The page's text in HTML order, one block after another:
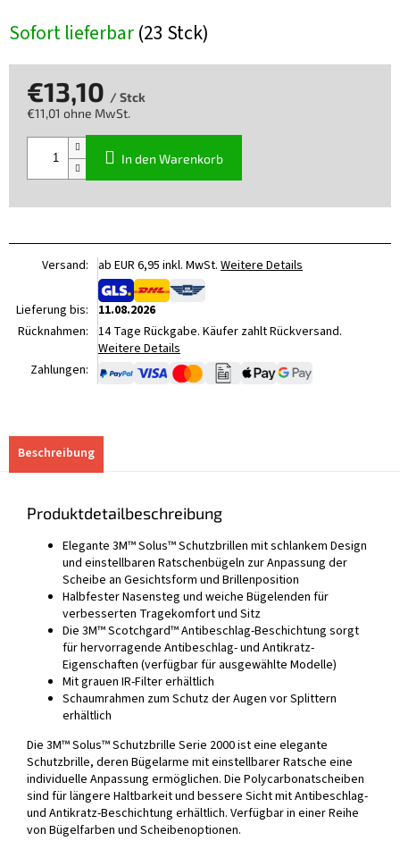
Sofort lieferbar(23 Stck)
€13,10 / Stck
€11,01 ohne MwSt.
In den Warenkorb
Versand: ab EUR 6,95 inkl. MwSt. Weitere Details
Lieferung bis:
11.08.2026
Rücknahmen: 14 Tage Rückgabe. Käufer zahlt Rückversand.
Weitere Details
Zahlungen:
Beschreibung
Produktdetailbeschreibung
Elegante 3M™ Solus™ Schutzbrillen mit schlankem Design
und einstellbaren Ratschenbügeln zur Anpassung der
Scheibe an Gesichtsform und Brillenposition
Halbfester Nasensteg und weiche Bügelenden für
verbesserten Tragekomfort und Sitz
Die 3M™ Scotchgard™ Antibeschlag-Beschichtung sorgt
für hervorragende Antibeschlag- und Antikratz-
Eigenschaften (verfügbar für ausgewählte Modelle)
Mit grauen IR-Filter erhältlich
Schaumrahmen zum Schutz der Augen vor Splittern
erhältlich
Die 3M™ Solus™ Schutzbrille Serie 2000 ist eine elegante
Schutzbrille, deren Bügelarme mit einstellbarer Ratsche eine
individuelle Anpassung ermöglichen. Die Polycarbonatscheiben
sind für längere Haltbarkeit und bessere Sicht mit Antibeschlag-
und Antikratz-Beschichtung erhältlich. Verfügbar in einer Reihe
von Bügelfarben und Scheibenoptionen.